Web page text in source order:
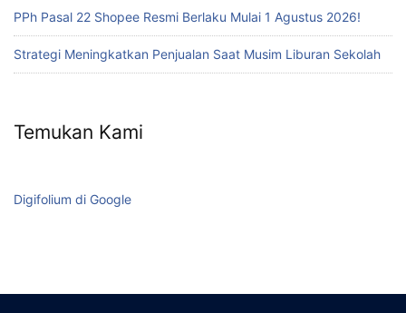
PPh Pasal 22 Shopee Resmi Berlaku Mulai 1 Agustus 2026!
Strategi Meningkatkan Penjualan Saat Musim Liburan Sekolah
Temukan Kami
Digifolium di Google